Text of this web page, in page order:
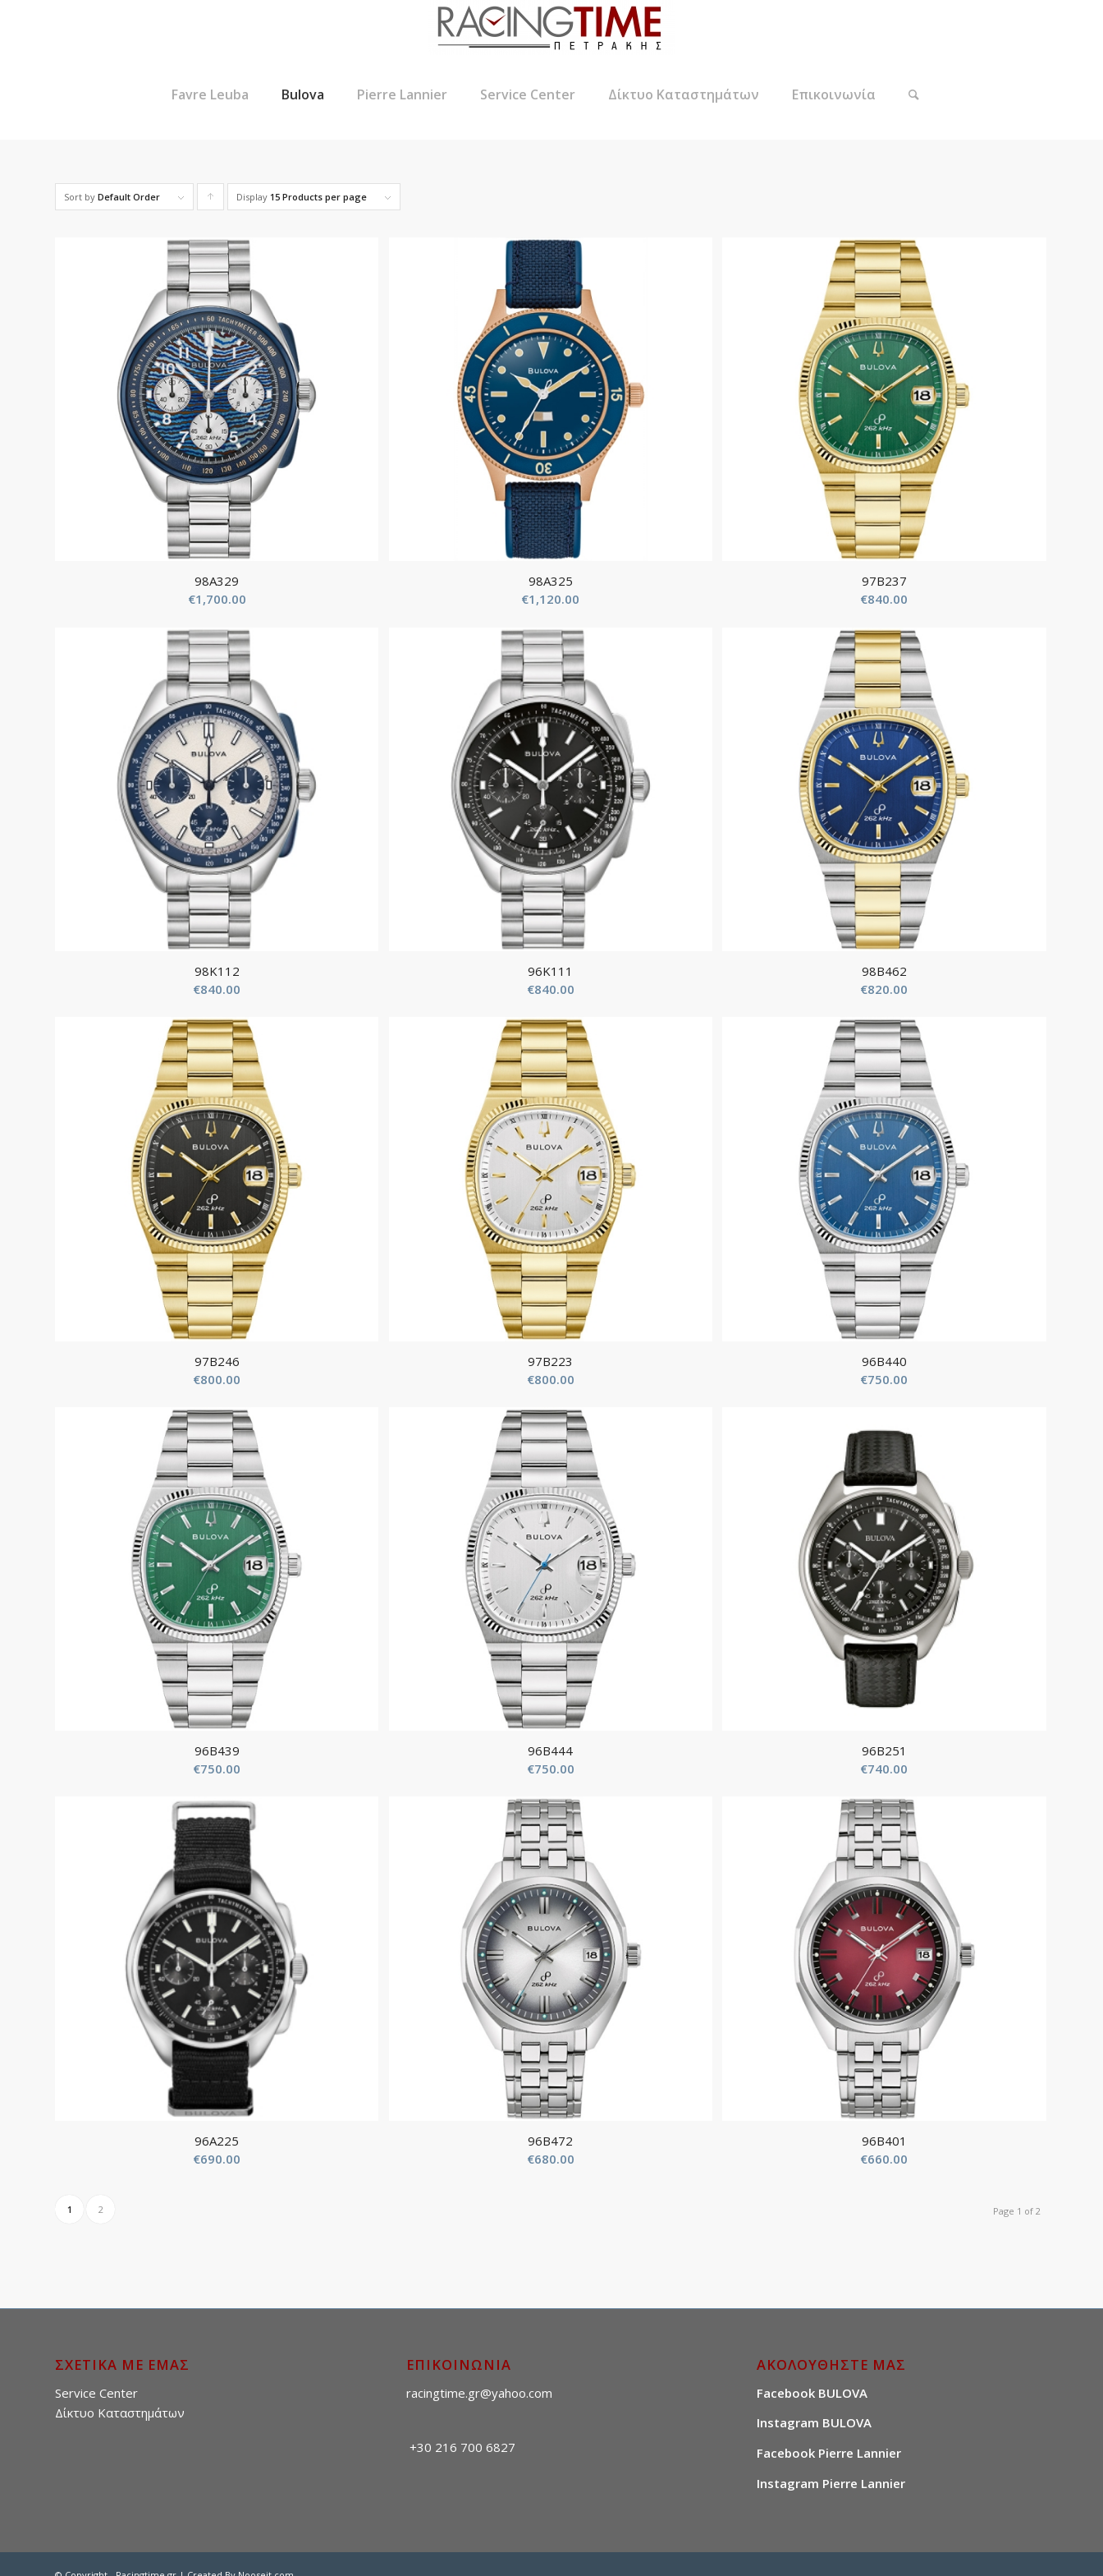
Favre Leuba Bulova Pierre Lannier Service Center Δίκτυο Καταστημάτων Επικοινωνία
Sort by Default Order Click
order
products
ascending
Display 15 Products per page
98A329
€1,700.00
98A325
€1,120.00
97B237
€840.00
98K112
€840.00
96K111
€840.00
98B462
€820.00
97B246
€800.00
97B223
€800.00
96B440
€750.00
96B439
€750.00
96B444
€750.00
96B251
€740.00
96A225
€690.00
96B472
€680.00
96B401
€660.00
Page 1 of 2
1 2
ΣΧΕΤΙΚΑ ΜΕ ΕΜΑΣ
Service Center
Δίκτυο Καταστημάτων
ΕΠΙΚΟΙΝΩΝΙΑ
racingtime.gr@yahoo.com
+30 216 700 6827
ΑΚΟΛΟΥΘΗΣΤΕ ΜΑΣ
Facebook BULOVA
Instagram BULOVA
Facebook Pierre Lannier
Instagram Pierre Lannier